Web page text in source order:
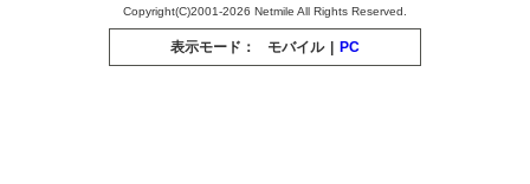
Copyright(C)2001-2026 Netmile All Rights Reserved.
表示モード： モバイル | PC